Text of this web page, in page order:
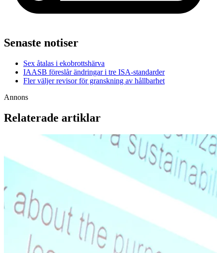
Senaste notiser
Sex åtalas i ekobrottshärva
IAASB föreslår ändringar i tre ISA-standarder
Fler väljer revisor för granskning av hållbarhet
Annons
Relaterade artiklar